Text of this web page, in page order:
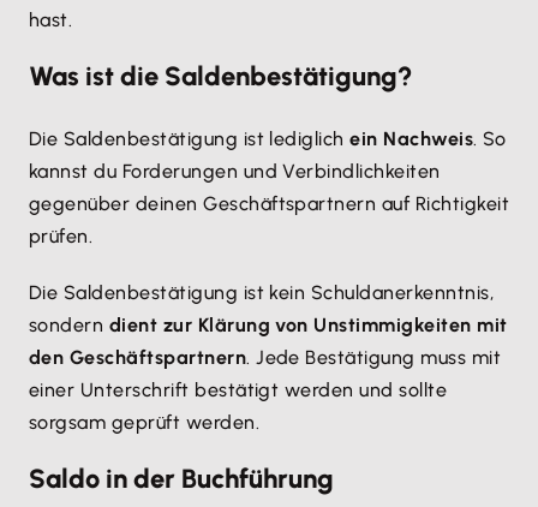
hast.
Was ist die Saldenbestätigung?
Die Saldenbestätigung ist lediglichein Nachweis. So
kannst du Forderungen und Verbindlichkeiten
gegenüber deinen Geschäftspartnern auf Richtigkeit
prüfen.
Die Saldenbestätigung ist kein Schuldanerkenntnis,
sondern dient zur Klärung von Unstimmigkeiten mit
den Geschäftspartnern. Jede Bestätigung muss mit
einer Unterschrift bestätigt werden und sollte
sorgsam geprüft werden.
Saldo in der Buchführung